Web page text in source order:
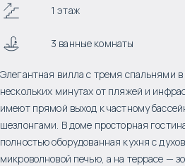
1 этаж
3 ванные комнаты
Элегантная вилла с тремя спальнями в
нескольких минутах от пляжей и
имеют прямой выход к частному
шезлонгами. В доме просторная
полностью оборудованная кухня с
микроволновой печью, а на террасе —